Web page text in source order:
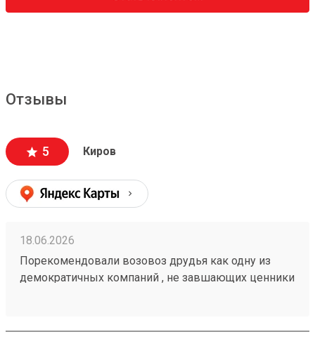
Отзывы
5 Киров
18.06.2026
Порекомендовали возовоз друдья как одну из
демократичных компаний , не завшающих ценники